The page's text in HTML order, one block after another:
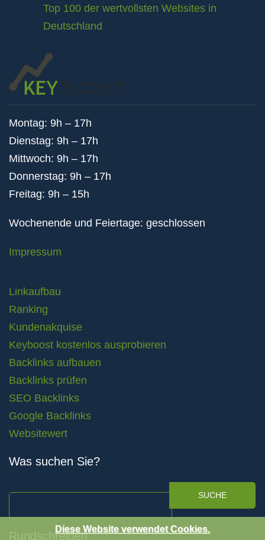
Top 100 der wertvollsten Websites in
Deutschland
Montag: 9h – 17h
Dienstag: 9h – 17h
Mittwoch: 9h – 17h
Donnerstag: 9h – 17h
Freitag: 9h – 15h
Wochenende und Feiertage: geschlossen
Impressum
Linkaufbau
Ranking
Kundenakquise
Keyboost kostenlos ausprobieren
Backlinks aufbauen
Backlinks prüfen
SEO Backlinks
Google Backlinks
Websitewert
Was suchen Sie?
SUCHE
Rundschreiben
Diese Website verwendet Cookies.